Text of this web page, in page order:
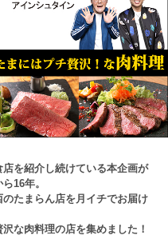
店を紹介し続けている本企画が
16年。
たまらん店を月イチでお届け
な肉料理の店を集めました！